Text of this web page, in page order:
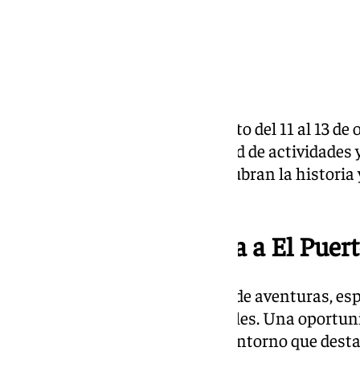
llega a El Puerto del 11 al 13
disfrutar de una amplia variedad de
que grandes y pequeños redescubran la
Family Weekend llega a El
Talleres, música en vivo, zonas de aventuras,
para promover hábitos saludables. Una
momentos inolvidables en un entorno que